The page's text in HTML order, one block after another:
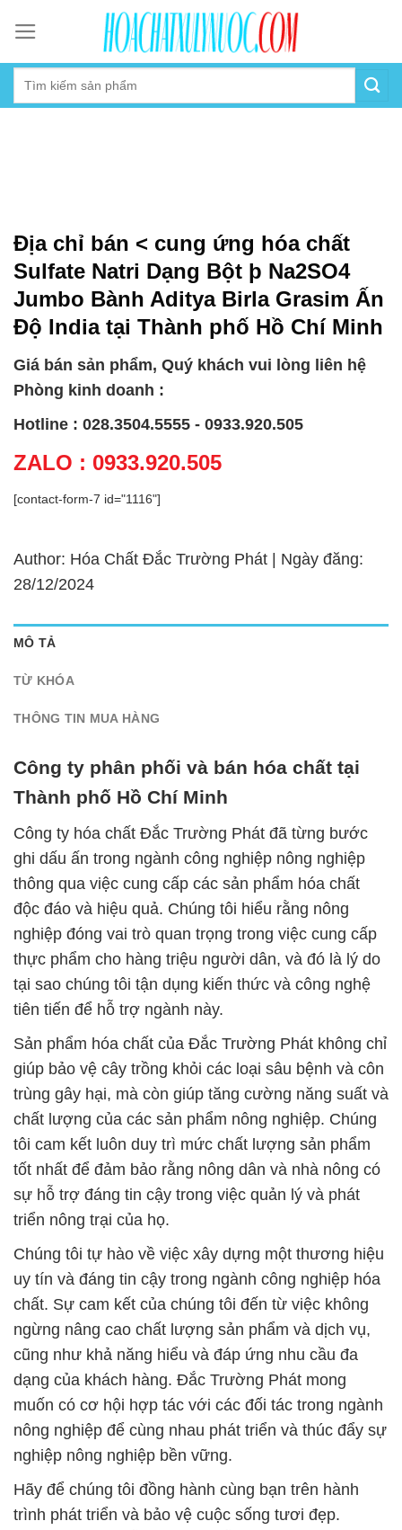
content
Địa chỉ bán < cung ứng hóa chất
Sulfate Natri Dạng Bột þ Na2SO4
Jumbo Bành Aditya Birla Grasim Ấn
Độ India tại Thành phố Hồ Chí Minh
Giá bán sản phẩm, Quý khách vui lòng liên hệ
Phòng kinh doanh :
Hotline : 028.3504.5555 - 0933.920.505
ZALO : 0933.920.505
[contact-form-7 id="1116"]
Author: Hóa Chất Đắc Trường Phát | Ngày đăng:
28/12/2024
MÔ TẢ
TỪ KHÓA
THÔNG TIN MUA HÀNG
Công ty phân phối và bán hóa chất tại
Thành phố Hồ Chí Minh
Công ty hóa chất Đắc Trường Phát đã từng bước
ghi dấu ấn trong ngành công nghiệp nông nghiệp
thông qua việc cung cấp các sản phẩm hóa chất
độc đáo và hiệu quả. Chúng tôi hiểu rằng nông
nghiệp đóng vai trò quan trọng trong việc cung cấp
thực phẩm cho hàng triệu người dân, và đó là lý do
tại sao chúng tôi tận dụng kiến thức và công nghệ
tiên tiến để hỗ trợ ngành này.
Sản phẩm hóa chất của Đắc Trường Phát không chỉ
giúp bảo vệ cây trồng khỏi các loại sâu bệnh và côn
trùng gây hại, mà còn giúp tăng cường năng suất và
chất lượng của các sản phẩm nông nghiệp. Chúng
tôi cam kết luôn duy trì mức chất lượng sản phẩm
tốt nhất để đảm bảo rằng nông dân và nhà nông có
sự hỗ trợ đáng tin cậy trong việc quản lý và phát
triển nông trại của họ.
Chúng tôi tự hào về việc xây dựng một thương hiệu
uy tín và đáng tin cậy trong ngành công nghiệp hóa
chất. Sự cam kết của chúng tôi đến từ việc không
ngừng nâng cao chất lượng sản phẩm và dịch vụ,
cũng như khả năng hiểu và đáp ứng nhu cầu đa
dạng của khách hàng. Đắc Trường Phát mong
muốn có cơ hội hợp tác với các đối tác trong ngành
nông nghiệp để cùng nhau phát triển và thúc đẩy sự
nghiệp nông nghiệp bền vững.
Hãy để chúng tôi đồng hành cùng bạn trên hành
trình phát triển và bảo vệ cuộc sống tươi đẹp.